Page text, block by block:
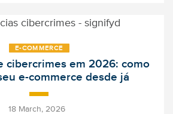
E‑COMMERCE
cibercrimes em 2026: como
e-commerce desde já
-
18 March, 2026